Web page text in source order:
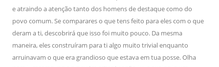
e atraindo a atenção tanto dos homens de destaque como do
povo comum. Se comparares o que tens feito para eles com o que
deram a ti, descobrirá que isso foi muito pouco. Da mesma
maneira, eles construíram para ti algo muito trivial enquanto
arruinavam o que era grandioso que estava em tua posse. Olha